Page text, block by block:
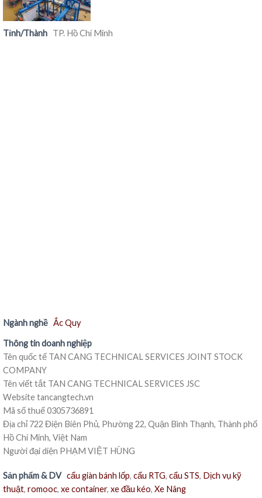
Tỉnh/Thành TP. Hồ Chí Minh
Ngành nghề Ắc Quy
Thông tin doanh nghiệp
Tên quốc tế TAN CANG TECHNICAL SERVICES JOINT STOCK
COMPANY
Tên viết tắt TAN CANG TECHNICAL SERVICES JSC
Website tancangtech.vn
Mã số thuế 0305736891
Địa chỉ 722 Điện Biên Phủ, Phường 22, Quận Bình Thạnh, Thành phố
Hồ Chí Minh, Việt Nam
Người đại diện PHẠM VIỆT HÙNG
Sản phẩm & DV cẩu giàn bánh lốp, cẩu RTG, cẩu STS, Dịch vụ kỹ
thuật, romooc, xe container, xe đầu kéo, Xe Nâng